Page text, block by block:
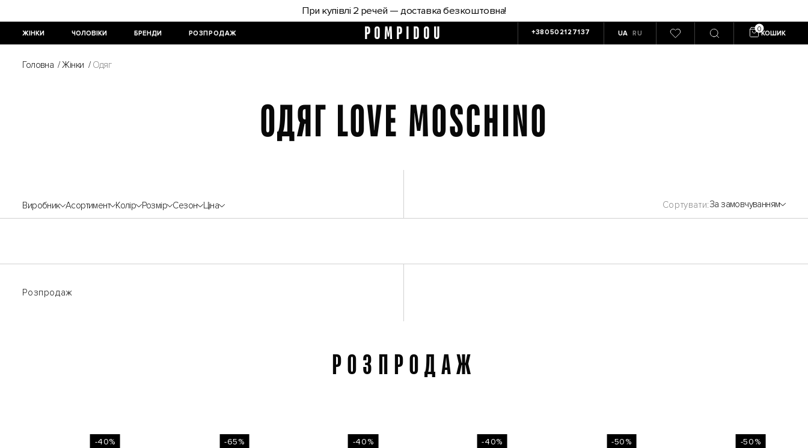
При купівлі 2 речей — доставка безкоштовна!
ЖІНКИ ЧОЛОВІКИ БРЕНДИ РОЗПРОДАЖ POMPIDOU +380502127137 UA RU КОШИК
Головна / Жінки / Одяг
ОДЯГ LOVE MOSCHINO
Виробник Асортимент Колір Розмір Сезон Ціна Сортувати За замовчуванням
Розпродаж
РОЗПРОДАЖ
-40% -65% -40% -40% -50% -50%